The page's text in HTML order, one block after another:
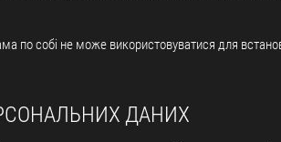
по собі не може використовуватися для
ДАНИХ